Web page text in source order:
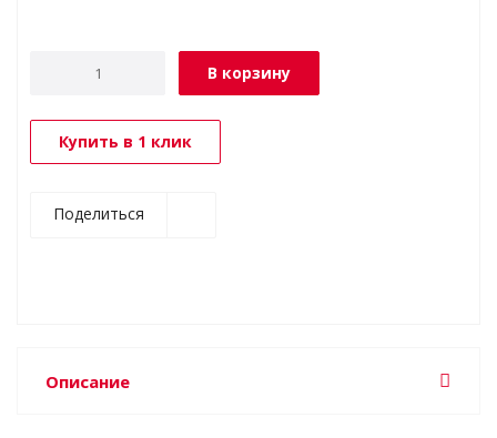
В корзину
Купить в 1 клик
Поделиться
Описание